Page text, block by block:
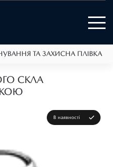
ТА ЗАХИСНА ПЛІВКА
СКЛА
В наявності